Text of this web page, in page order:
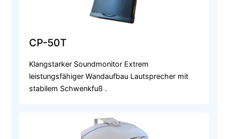
CP-50T
Klangstarker Soundmonitor Extrem
leistungsfähiger Wandaufbau Lautsprecher mit
stabilem Schwenkfuß .